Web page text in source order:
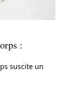
:
suscite un